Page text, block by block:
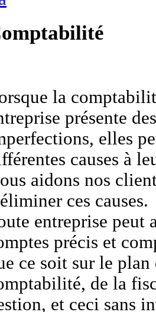
la
présente
elles
causes à
aidons nos
ces causes.
entreprise peut
précis et
ce soit sur le plan
de la
et ceci sans